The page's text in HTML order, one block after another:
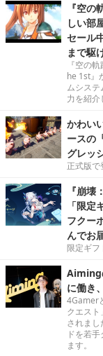
『空
しい部
セール
まで駆
『空の
he 1st』
ムシス
力を紹介
かわい
ースの
グレッ
正式版で
『崩
「限
フクー
んでお
限定ギフ
Aiming
に働き
4Gamer
クエス
されま
ドを若
ます。